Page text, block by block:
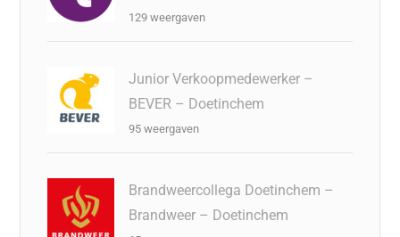
129 weergaven
Junior Verkoopmedewerker –
BEVER – Doetinchem
95 weergaven
Brandweercollega Doetinchem –
Brandweer – Doetinchem